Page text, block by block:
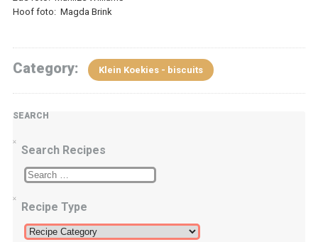
Hoof foto: Magda Brink
Category: Klein Koekies - biscuits
SEARCH
Search Recipes
Recipe Type